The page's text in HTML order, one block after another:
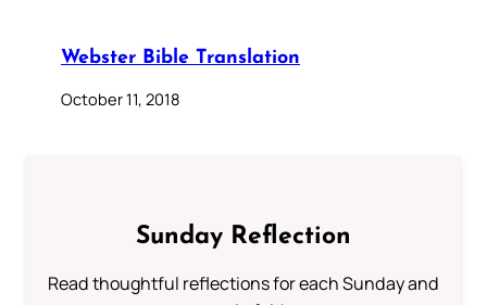
Webster Bible Translation
October 11, 2018
Sunday Reflection
Read thoughtful reflections for each Sunday and